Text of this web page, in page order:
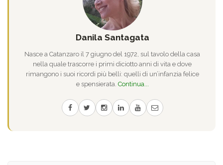
Danila Santagata
Nasce a Catanzaro il 7 giugno del 1972, sul tavolo della casa
nella quale trascorre i primi diciotto anni di vita e dove
rimangono i suoi ricordi più belli: quelli di un’infanzia felice
e spensierata. Continua...